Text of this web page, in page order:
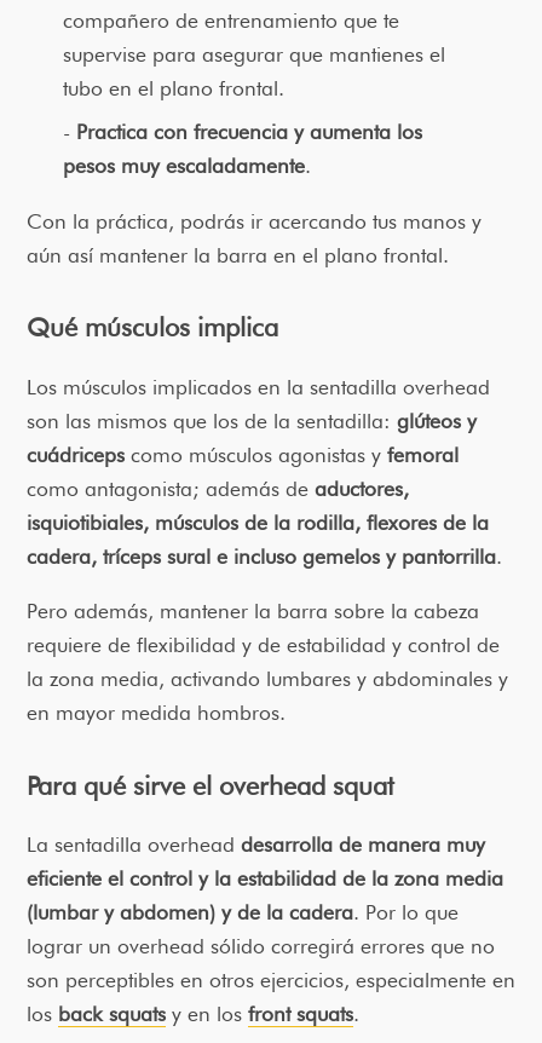
compañero de entrenamiento que te
supervise para asegurar que mantienes el
tubo en el plano frontal.
Practica con frecuencia y aumenta los
pesos muy escaladamente.
Con la práctica, podrás ir acercando tus manos y
aún así mantener la barra en el plano frontal.
Qué músculos implica
Los músculos implicados en la sentadilla overhead
son las mismos que los de la sentadilla: glúteos y
cuádricepscomo músculos agonistas y femoral
como antagonista; además de aductores,
isquiotibiales, músculos de la rodilla, flexores de la
cadera, tríceps sural e incluso gemelos y pantorrilla.
Pero además, mantener la barra sobre la cabeza
requiere de flexibilidad y de estabilidad y control de
la zona media, activando lumbares y abdominales y
en mayor medida hombros.
Para qué sirve el overhead squat
La sentadilla overhead desarrolla de manera muy
eficiente el control y la estabilidad de la zona media
(lumbar y abdomen) y de la cadera. Por lo que
lograr un overhead sólido corregirá errores que no
son perceptibles en otros ejercicios, especialmente en
los back squatsy en los front squats.